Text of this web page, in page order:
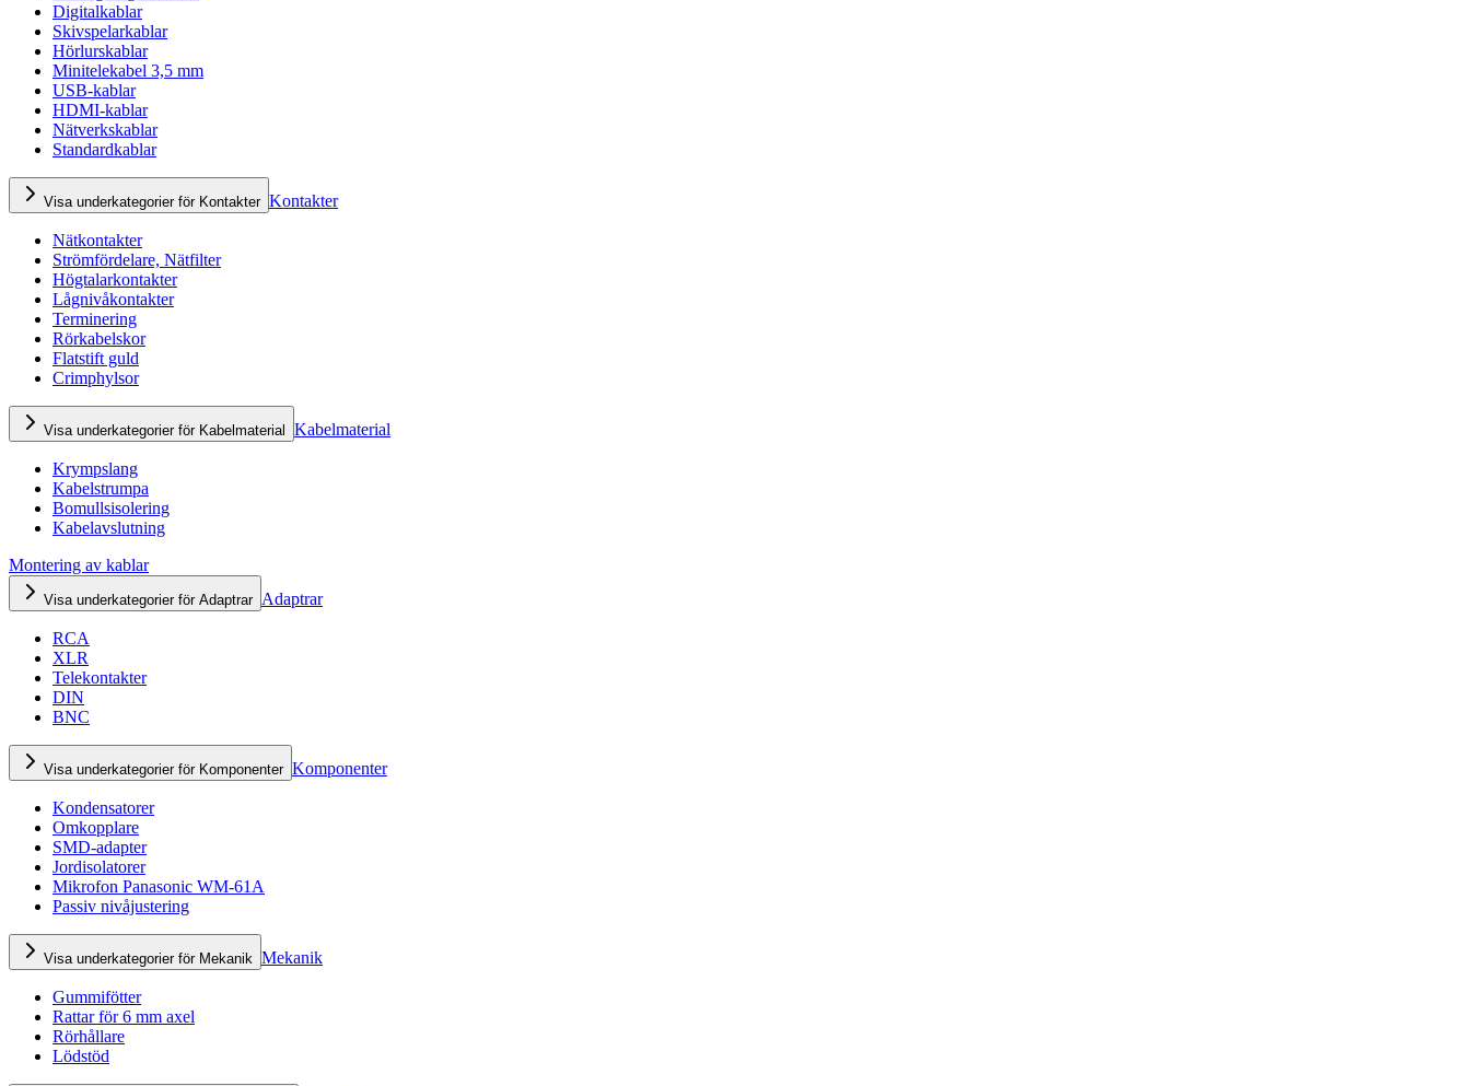
Digitalkablar
Skivspelarkablar
Hörlurskablar
Minitelekabel 3,5 mm
USB-kablar
HDMI-kablar
Nätverkskablar
Standardkablar
Visa underkategorier för Kontakter Kontakter
Nätkontakter
Strömfördelare, Nätfilter
Högtalarkontakter
Lågnivåkontakter
Terminering
Rörkabelskor
Flatstift guld
Crimphylsor
Visa underkategorier för Kabelmaterial Kabelmaterial
Krympslang
Kabelstrumpa
Bomullsisolering
Kabelavslutning
Montering av kablar
Visa underkategorier för Adaptrar Adaptrar
RCA
XLR
Telekontakter
DIN
BNC
Visa underkategorier för Komponenter Komponenter
Kondensatorer
Omkopplare
SMD-adapter
Jordisolatorer
Mikrofon Panasonic WM-61A
Passiv nivåjustering
Visa underkategorier för Mekanik Mekanik
Gummifötter
Rattar för 6 mm axel
Rörhållare
Lödstöd